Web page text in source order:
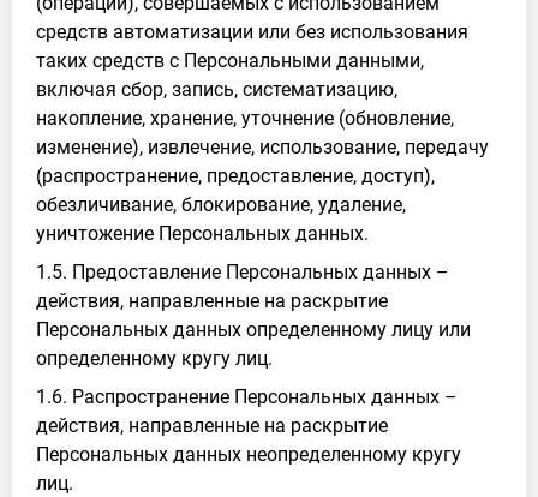
средств автоматизации или без использования
таких средств с Персональными данными,
включая сбор, запись, систематизацию,
накопление, хранение, уточнение (обновление,
изменение), извлечение, использование, передачу
(распространение, предоставление, доступ),
обезличивание, блокирование, удаление,
уничтожение Персональных данных.
1.5. Предоставление Персональных данных –
действия, направленные на раскрытие
Персональных данных определенному лицу или
определенному кругу лиц.
1.6. Распространение Персональных данных –
действия, направленные на раскрытие
Персональных данных неопределенному кругу
лиц.